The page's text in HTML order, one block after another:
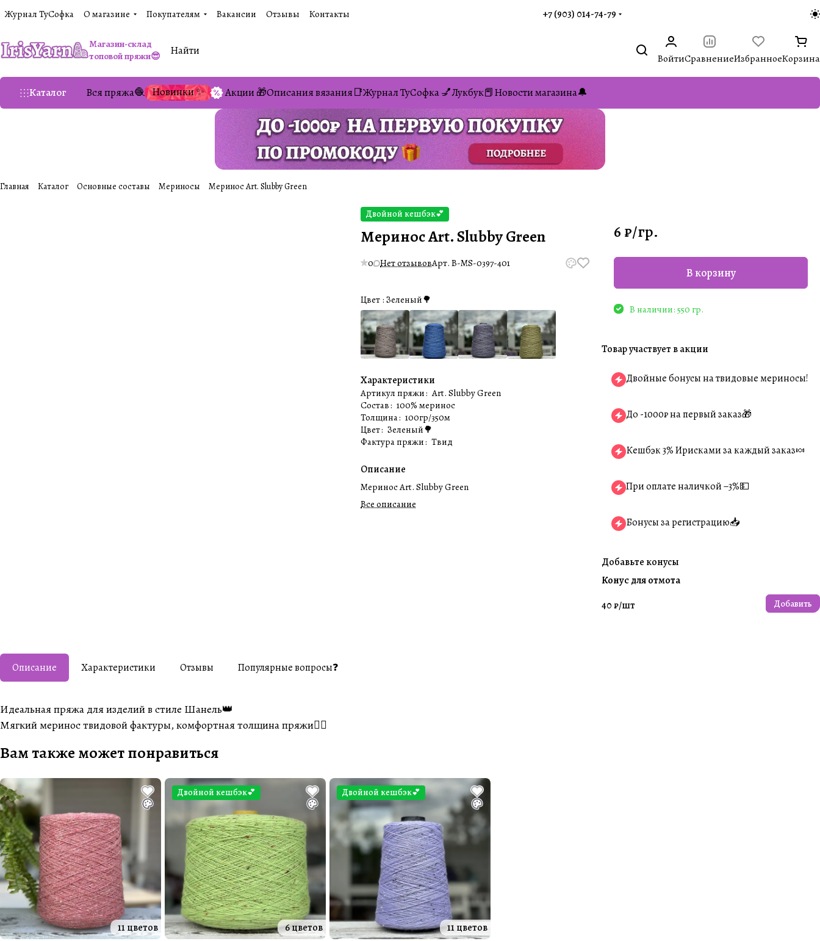
Журнал ТуСофка О магазине Покупателям Вакансии Отзывы Контакты +7 (903) 014-74-79‬
Магазин-склад
топовой пряжи😎
ВойтиСравнениеИзбранноеКорзина
Каталог Вся пряжа🧶 Новинки ✨ Акции 🎁Описания вязания📑Журнал ТуСофка 💅Лукбук📕Новости магазина🔔
Главная Каталог Основные составы Мериносы Меринос Art. Slubby Green
Двойной кешбэк💕
Меринос Art. Slubby Green
0 Нет отзывовАрт.B-MS-0397-401
Цвет :Зеленый🌳
Характеристики
Артикул пряжи: Art. Slubby Green
Состав: 100% меринос
Толщина: 100гр/350м
Цвет: Зеленый🌳
Фактура пряжи: Твид
Описание
Меринос Art. Slubby Green
Все описание
6 ₽/гр.
В корзину
В наличии: 550 гр.
Товар участвует в акции
Двойные бонусы на твидовые мериносы!
До -1000₽ на первый заказ🎁
Кешбэк 3% Ирисками за каждый заказ🍬
При оплате наличкой −3%💵
Бонусы за регистрацию📥
Добавьте конусы
Конус для отмота
40 ₽/шт Добавить
Описание Характеристики Отзывы Популярные вопросы❓
Идеальная пряжа для изделий в стиле Шанель👑
Мягкий меринос твидовой фактуры, комфортная толщина пряжи👌🏼
Вам также может понравиться
11 цветов
Двойной кешбэк💕
6 цветов
Двойной кешбэк💕
11 цветов